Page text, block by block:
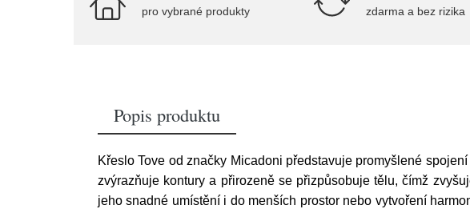
pro vybrané produkty zdarma a bez rizika
Popis produktu
Křeslo Tove od značky Micadoni představuje promyšlené
zvýrazňuje kontury a přirozeně se přizpůsobuje tělu, čímž
jeho snadné umístění i do menších prostor nebo vytvoření